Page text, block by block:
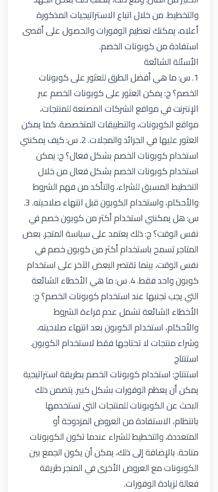
والتخطيط. من خلال اتباع الاستراتيجيات المذكورة
أعلاه، يمكنك تعظيم الوفورات والحصول على أقصى
استفادة من كوبونات الخصم.
الأسئلة الشائعة
1. س: ما هي أفضل الطرق للعثور على كوبونات
الخصم؟ ج: يمكن العثور على كوبونات الخصم عبر
الإنترنت في مواقع الشركات المصنعة للمنتجات،
مواقع الكوبونات، والتطبيقات المتخصصة. كما يمكن
العثور عليها في الجرائد والمجلات. 2. س: كيف يمكنني
استخدام كوبونات الخصم بشكل فعال؟ ج: يمكن
استخدام كوبونات الخصم بشكل فعال من خلال
التخطيط المسبق للشراء، والتأكد من فهم الشروط
والأحكام، واستخدام الكوبون قبل انتهاء صلاحيته. 3.
س: هل يمكنني استخدام أكثر من كوبون خصم في
نفس الوقت؟ ج: ذلك يعتمد على سياسة المتجر. بعض
المتاجر تسمح باستخدام أكثر من كوبون خصم في
نفس الوقت، بينما تقتصر البعض الآخر على استخدام
كوبون واحد فقط. 4. س: ما هي الأخطاء الشائعة
التي يجب تجنبها عند استخدام كوبونات الخصم؟ ج:
الأخطاء الشائعة تشمل عدم قراءة الشروط
والأحكام، استخدام الكوبون بعد انتهاء صلاحيته،
وشراء منتجات لا تحتاجها فقط لاستخدام الكوبون.
استنتاج
استنتاج: استخدام كوبونات الخصم بطريقة استراتيجية
يمكن أن يعظم الوفورات بشكل كبير. يتضمن ذلك
البحث عن الكوبونات للمنتجات التي تستخدمها
بانتظام، الاستفادة من العروض المزدوجة أو
المتعددة، والتخطيط للشراء عندما تكون الكوبونات
متاحة. بالإضافة إلى ذلك، يمكن أن يكون الجمع بين
الكوبونات مع العروض الأخرى في المتجر طريقة
فعالة لزيادة الوفورات.